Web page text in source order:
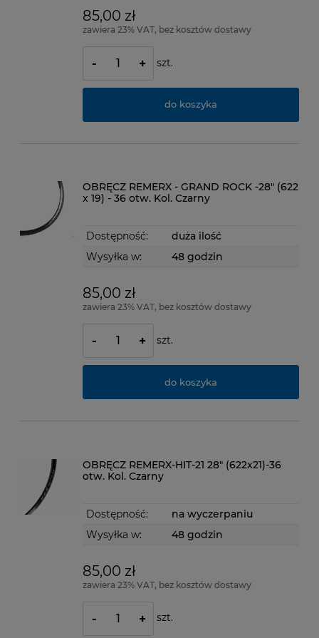
85,00 zł
zawiera 23% VAT, bez kosztów dostawy
- + szt.
do koszyka
OBRĘCZ REMERX - GRAND ROCK -28" (622
x 19) - 36 otw. Kol. Czarny
Dostępność:
duża ilość
Wysyłka w:
48 godzin
85,00 zł
zawiera 23% VAT, bez kosztów dostawy
- + szt.
do koszyka
OBRĘCZ REMERX-HIT-21 28" (622x21)-36
otw. Kol. Czarny
Dostępność:
na wyczerpaniu
Wysyłka w:
48 godzin
85,00 zł
zawiera 23% VAT, bez kosztów dostawy
- + szt.